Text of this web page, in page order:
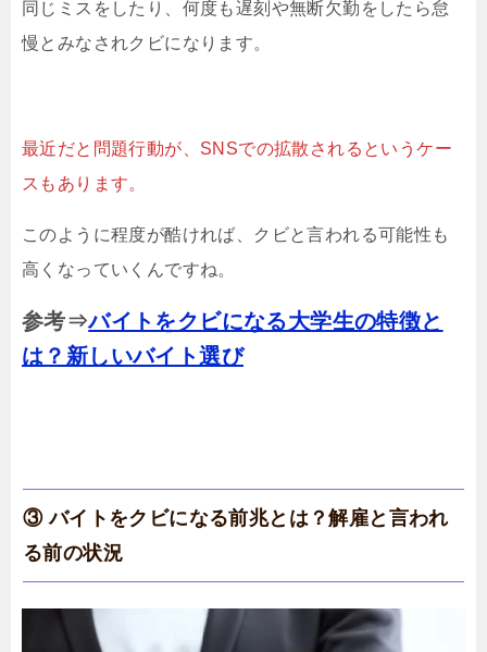
同じミスをしたり、何度も遅刻や無断欠勤をしたら怠
慢とみなされクビになります。
最近だと問題行動が、SNSでの拡散されるというケー
スもあります。
このように程度が酷ければ、クビと言われる可能性も
高くなっていくんですね。
参考⇒バイトをクビになる大学生の特徴と
は？新しいバイト選び
③ バイトをクビになる前兆とは？解雇と言われ
る前の状況